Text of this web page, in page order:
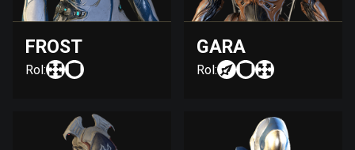
FROST
Rol:
GARA
Rol: